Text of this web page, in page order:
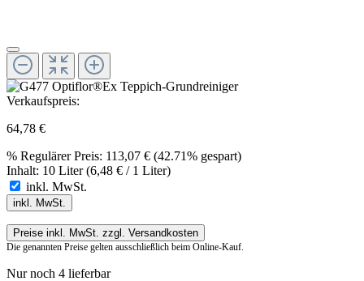
Verkaufspreis:
64,78 €
% Regulärer Preis: 113,07 € (42.71% gespart)
Inhalt: 10 Liter(6,48 € / 1 Liter)
inkl. MwSt.
inkl. MwSt.
Preise inkl. MwSt. zzgl. Versandkosten
Die genannten Preise gelten ausschließlich beim Online-Kauf.
Nur noch 4 lieferbar